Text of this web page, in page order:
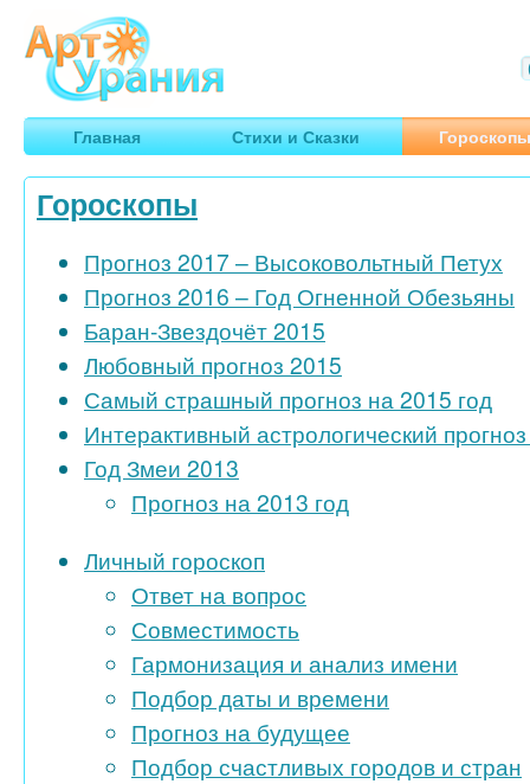
АртУрания
Умные гороскопы, творчество, путешествия
Главная Стихи и Сказки Гороскопы
Гороскопы
Прогноз 2017 – Высоковольтный Петух
Прогноз 2016 – Год Огненной Обезьяны
Баран-Звездочёт 2015
Любовный прогноз 2015
Самый страшный прогноз на 2015 год
Интерактивный астрологический
Год Змеи 2013
Прогноз на 2013 год
Личный гороскоп
Ответ на вопрос
Совместимость
Гармонизация и анализ имени
Подбор даты и времени
Прогноз на будущее
Подбор счастливых городов и стран